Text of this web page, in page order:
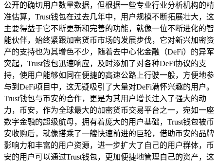
公开的确切用户数量数据，但根据一些专业行业分析机构的精
准估算，Trust钱包在过去几年中，用户规模不断拓展壮大，这
主要得益于它不断更新和完善的功能，就像一位不断进化的智
能伙伴，始终紧跟加密货币市场的发展步伐，它对新兴加密资
产的支持也为其增色不少，随着去中心化金融（DeFi）的异军
突起，Trust钱包迅速响应，及时添加了对各种DeFi协议的支
持，使用户能够如同在便捷的高速公路上行驶一般，方便地参
与到DeFi项目中，这无疑吸引了大量对DeFi满怀兴趣的用户。
Trust钱包与币安的合作，更是为其用户增长注入了强大的动
力，币安，作为全球最大的加密货币交易平台之一，宛如一座
数字金融的超级航母，拥有着庞大的用户基础，Trust钱包被币
安收购后，就像搭乘了一艘快速前进的巨轮，借助币安的品牌
影响力和丰富的用户资源，进一步扩大了自己的用户群体，币
安的用户可以通过Trust钱包，更加便捷地管理自己的资产，这